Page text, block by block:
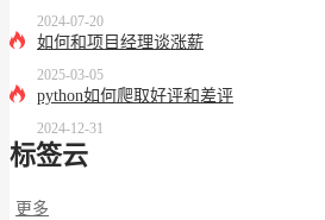
2024-07-20
如何和项目经理谈涨薪
2025-03-05
python如何爬取好评和差评
2024-12-31
标签云
更多